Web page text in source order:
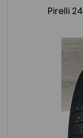
Pirelli